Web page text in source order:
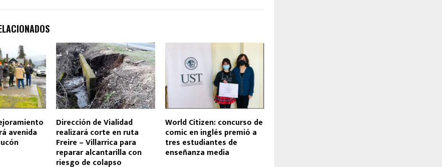
avenida
Dirección de Vialidad
realizará corte en ruta
Freire – Villarrica para
reparar alcantarilla con
riesgo de colapso
World Citizen: concurso de
comic en inglés premió a
tres estudiantes de
enseñanza media